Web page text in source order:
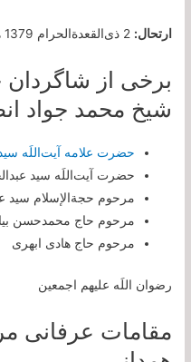
ارتحال: 2 ذی‌القعدةالحرام 1379 هـ.ق، همدان
برخی از شاگردان
شیخ محمد جواد
حضرت علامه آیت‌اللَه
حضرت آیت‌اللَه سید
مرحوم حجةالإسلام سید
مرحوم حاج محمدحسن
مرحوم حاج هادی ابهری
رضوان اللَه علیهم اجمعین
مقامات عرفانی